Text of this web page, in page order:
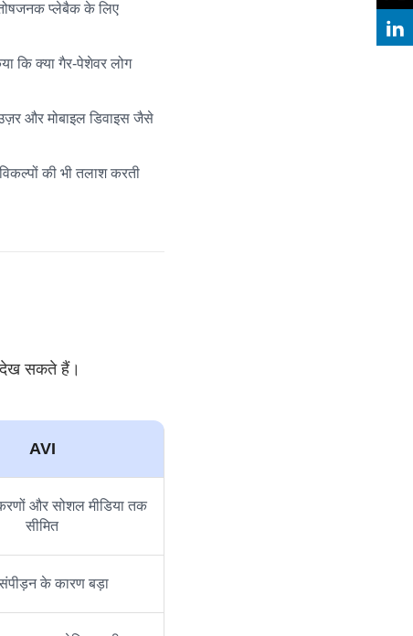
प्लेबैक के लिए
कि क्या गैर-पेशेवर लोग
और मोबाइल डिवाइस जैसे
की भी तलाश करती
देख सकते हैं।
AVI
और सोशल मीडिया तक
सीमित
के कारण बड़ा